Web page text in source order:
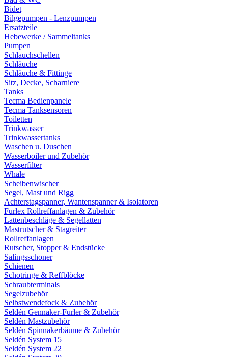
Bidet
Bilgepumpen - Lenzpumpen
Ersatzteile
Hebewerke / Sammeltanks
Pumpen
Schlauchschellen
Schläuche
Schläuche & Fittinge
Sitz, Decke, Scharniere
Tanks
Tecma Bedienpanele
Tecma Tanksensoren
Toiletten
Trinkwasser
Trinkwassertanks
Waschen u. Duschen
Wasserboiler und Zubehör
Wasserfilter
Whale
Scheibenwischer
Segel, Mast und Rigg
Achterstagspanner, Wantenspanner & Isolatoren
Furlex Rollreffanlagen & Zubehör
Lattenbeschläge & Segellatten
Mastrutscher & Stagreiter
Rollreffanlagen
Rutscher, Stopper & Endstücke
Salingsschoner
Schienen
Schotringe & Reffblöcke
Schraubterminals
Segelzubehör
Selbstwendefock & Zubehör
Seldén Gennaker-Furler & Zubehör
Seldén Mastzubehör
Seldén Spinnakerbäume & Zubehör
Seldén System 15
Seldén System 22